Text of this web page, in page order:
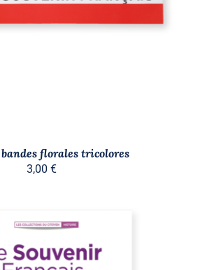
bandes florales tricolores
3,00 €